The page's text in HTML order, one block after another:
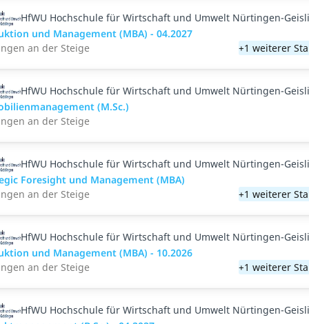
HfWU Hochschule für Wirtschaft und Umwelt Nürtingen-
und Management (MBA) - 04.2027
an der Steige
+1 weiterer
HfWU Hochschule für Wirtschaft und Umwelt Nürtingen-
(M.Sc.)
an der Steige
HfWU Hochschule für Wirtschaft und Umwelt Nürtingen-
Foresight und Management (MBA)
an der Steige
+1 weiterer
HfWU Hochschule für Wirtschaft und Umwelt Nürtingen-
und Management (MBA) - 10.2026
an der Steige
+1 weiterer
HfWU Hochschule für Wirtschaft und Umwelt Nürtingen-